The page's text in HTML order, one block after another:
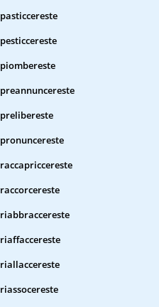
pasticcereste
pesticcereste
piombereste
preannuncereste
prelibereste
pronuncereste
raccapriccereste
raccorcereste
riabbraccereste
riaffaccereste
riallaccereste
riassocereste